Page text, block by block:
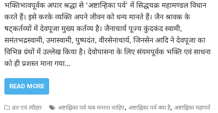
भक्तिभावपूर्वक अपार श्रद्धा से ‘अष्टान्हिका पर्व’ में सिद्धचक्र महामण्डल विधान
करते हैं। इसे करके व्यक्ति अपने जीवन को धन्य मानते हैं। जैन श्रावक के
षट्कर्तव्यों में देवपूजा मुख्य कर्तव्य है। जैनाचार्य पूज्य कुंदकंद स्वामी,
समंतभद्रस्वामी, उमास्वामी, पुष्पदंत, वीरसेनाचार्य, जिनसेन आदि ने देवपूजा का
विभिन्न ग्रंथों में उल्लेख किया है। देवोपासना के लिए संयमपूर्वक भक्ति एवं साधना
को ही प्रशस्त माना गया…
READ MORE
व्रत एवं त्यौहार अष्टाह्निका पर्व कब मनाना चाहिए,अष्टाह्निका पर्व क्या है,अष्टाह्निका महापर्व